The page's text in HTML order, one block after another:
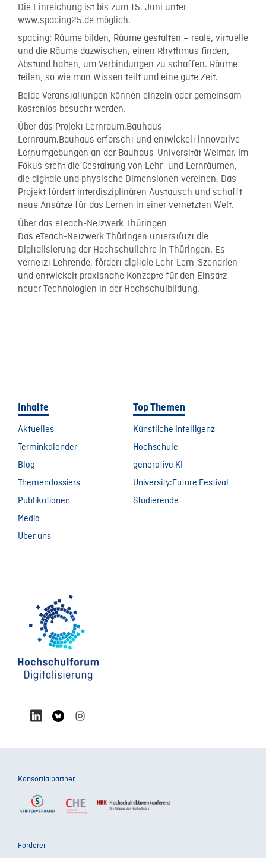
Die Einreichung ist bis zum 15. Juni unter
www.spacing25.de möglich.
spacing: Räume bilden, Räume gestalten – reale, virtuelle
und die Räume dazwischen, einen Rhythmus finden,
Abstand halten, um Verbindungen zu schaffen. Räume
teilen, so wie man Wissen teilt und eine gute Zeit.
Beide Veranstaltungen können einzeln oder gemeinsam
kostenlos besucht werden.
Über das Projekt Lernraum.Bauhaus
Lernraum.Bauhaus erforscht und entwickelt innovative
Lernumgebungen an der Bauhaus-Universität Weimar. Im
Fokus steht die Gestaltung von Lehr- und Lernräumen,
die digitale und physische Dimensionen vereinen. Das
Projekt fördert interdisziplinären Austausch und schafft
neue Ansätze für das Lernen in einer vernetzten Welt.
Über das eTeach-Netzwerk Thüringen
Das eTeach-Netzwerk Thüringen unterstützt die
Digitalisierung der Hochschullehre in Thüringen. Es
vernetzt Lehrende, fördert digitale Lehr-Lern-Szenarien
und entwickelt praxisnahe Konzepte für den Einsatz
neuer Technologien in der Hochschulbildung.
Inhalte
Aktuelles
Terminkalender
Blog
Themendossiers
Publikationen
Media
Über uns
Top Themen
Künstliche Intelligenz
Hochschule
generative KI
University:Future Festival
Studierende
Konsortialpartner
Förderer